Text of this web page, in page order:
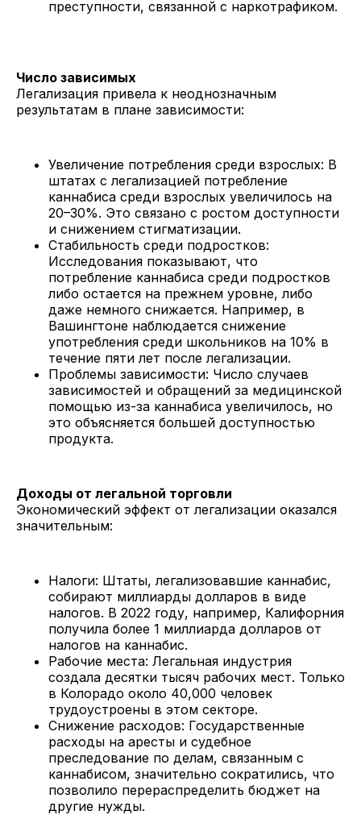
преступности, связанной с наркотрафиком.
Число зависимых
Легализация привела к неоднозначным
результатам в плане зависимости:
Увеличение потребления среди взрослых: В
штатах с легализацией потребление
каннабиса среди взрослых увеличилось на
20–30%. Это связано с ростом доступности
и снижением стигматизации.
Стабильность среди подростков:
Исследования показывают, что
потребление каннабиса среди подростков
либо остается на прежнем уровне, либо
даже немного снижается. Например, в
Вашингтоне наблюдается снижение
употребления среди школьников на 10% в
течение пяти лет после легализации.
Проблемы зависимости: Число случаев
зависимостей и обращений за медицинской
помощью из-за каннабиса увеличилось, но
это объясняется большей доступностью
продукта.
Доходы от легальной торговли
Экономический эффект от легализации оказался
значительным:
Налоги: Штаты, легализовавшие каннабис,
собирают миллиарды долларов в виде
налогов. В 2022 году, например, Калифорния
получила более 1 миллиарда долларов от
налогов на каннабис.
Рабочие места: Легальная индустрия
создала десятки тысяч рабочих мест. Только
в Колорадо около 40,000 человек
трудоустроены в этом секторе.
Снижение расходов: Государственные
расходы на аресты и судебное
преследование по делам, связанным с
каннабисом, значительно сократились, что
позволило перераспределить бюджет на
другие нужды.